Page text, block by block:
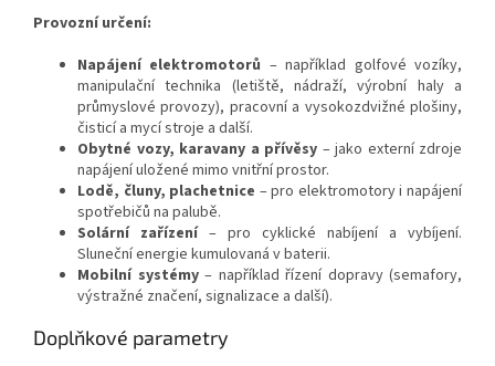
Provozní určení:
Napájení elektromotorů – například golfové vozíky,
manipulační technika (letiště, nádraží, výrobní haly a
průmyslové provozy), pracovní a vysokozdvižné plošiny,
čisticí a mycí stroje a další.
Obytné vozy, karavany a přívěsy – jako externí zdroje
napájení uložené mimo vnitřní prostor.
Lodě, čluny, plachetnice – pro elektromotory i napájení
spotřebičů na palubě.
Solární zařízení– pro cyklické nabíjení a vybíjení.
Sluneční energie kumulovaná v baterii.
Mobilní systémy – například řízení dopravy (semafory,
výstražné značení, signalizace a další).
Doplňkové parametry